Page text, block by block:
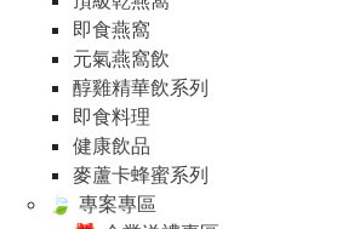
即食燕窩
元氣燕窩飲
醇雞精華飲系列
即食料理
健康飲品
麥蘆卡蜂蜜系列
🍃 專案專區